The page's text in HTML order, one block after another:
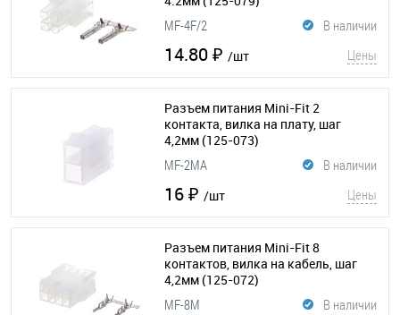
В наличии
MF-4F/2
14.80 ₽ /шт Цены
Разъем питания Mini-Fit 2
контакта, вилка на плату, шаг
4,2мм (125-073)
В наличии
MF-2MA
16 ₽ /шт Цены
Разъем питания Mini-Fit 8
контактов, вилка на кабель, шаг
4,2мм (125-072)
В наличии
MF-8M